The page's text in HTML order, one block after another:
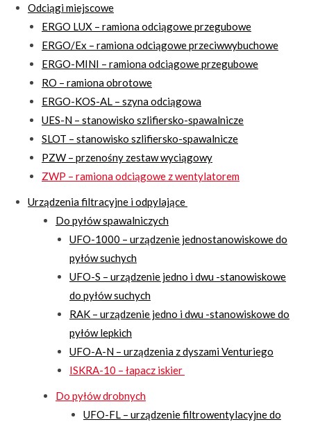
Odciągi miejscowe
ERGO LUX – ramiona odciągowe przegubowe
ERGO/Ex – ramiona odciągowe przeciwwybuchowe
ERGO-MINI – ramiona odciągowe przegubowe
RO – ramiona obrotowe
ERGO-KOS-AL – szyna odciągowa
UES-N – stanowisko szlifiersko-spawalnicze
SLOT – stanowisko szlifiersko-spawalnicze
PZW – przenośny zestaw wyciągowy
ZWP – ramiona odciągowe z wentylatorem
Urządzenia filtracyjne i odpylające
Do pyłów spawalniczych
UFO-1000 – urządzenie jednostanowiskowe do
pyłów suchych
UFO-S – urządzenie jedno i dwu -stanowiskowe
do pyłów suchych
RAK – urządzenie jedno i dwu -stanowiskowe do
pyłów lepkich
UFO-A-N – urządzenia z dyszami Venturiego
ISKRA-10 – łapacz iskier
Do pyłów drobnych
UFO-FL – urządzenie filtrowentylacyjne do